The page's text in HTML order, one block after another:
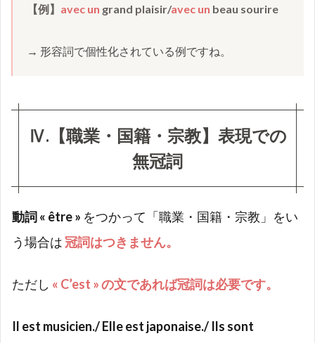
【例】 avec un grand plaisir/avec un beau sourire
→ 形容詞で個性化されている例ですね。
Ⅳ.【職業・国籍・宗教】表現での
無冠詞
動詞« être » をつかって「職業・国籍・宗教」をい
う場合は 冠詞はつきません。
ただし « C’est » の文であれば冠詞は必要です。
Il est musicien./ Elle est japonaise./ Ils sont